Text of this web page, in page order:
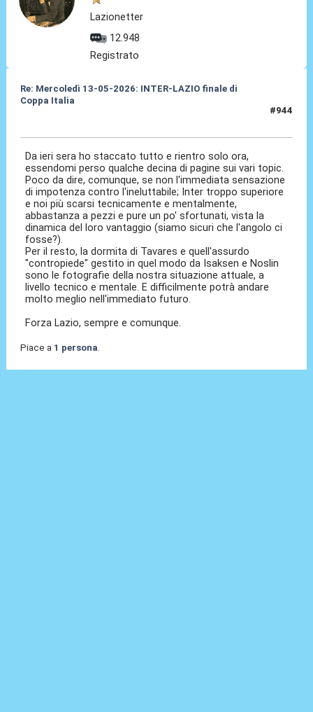
Lazionetter
12.948
Registrato
Re: Mercoledì 13-05-2026: INTER-LAZIO finale di
Coppa Italia
#944
Da ieri sera ho staccato tutto e rientro solo ora,
essendomi perso qualche decina di pagine sui vari topic.
Poco da dire, comunque, se non l'immediata sensazione
di impotenza contro l'ineluttabile; Inter troppo superiore
e noi più scarsi tecnicamente e mentalmente,
abbastanza a pezzi e pure un po' sfortunati, vista la
dinamica del loro vantaggio (siamo sicuri che l'angolo ci
fosse?).
Per il resto, la dormita di Tavares e quell'assurdo
"contropiede" gestito in quel modo da Isaksen e Noslin
sono le fotografie della nostra situazione attuale, a
livello tecnico e mentale. E difficilmente potrà andare
molto meglio nell'immediato futuro.
Forza Lazio, sempre e comunque.
Piace a 1 persona